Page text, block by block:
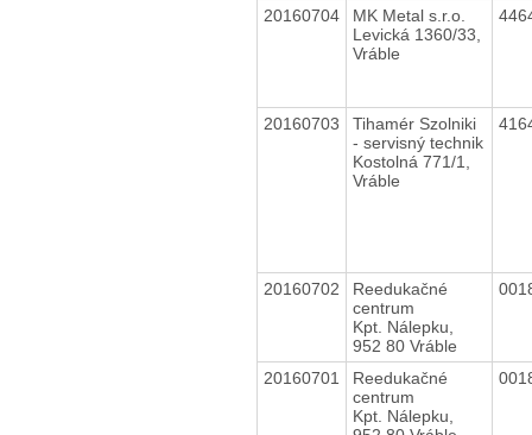
20160704
MK Metal s.r.o.
Levická 1360/33,
Vráble
20160703
Tihamér Szolniki
- servisný technik
Kostolná 771/1,
Vráble
20160702
Reedukačné
centrum
Kpt. Nálepku,
952 80 Vráble
20160701
Reedukačné
centrum
Kpt. Nálepku,